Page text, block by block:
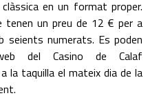
en un format proper.
tenen un preu de 12 € per a
numerats. Es poden
del Casino de Calaf
la taquilla el mateix dia de la